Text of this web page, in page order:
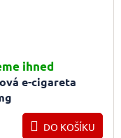
e-cigareta
hvězdiček.
ihned
DO KOŠÍKU